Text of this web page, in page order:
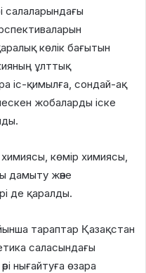
салаларындағы
көлік бағытын
ұлттық
іс-қимылға, сондай-ақ
жобаларды іске
көмір химиясы,
дамыту және
де қаралды.
тараптар Қазақстан
саласындағы
нығайтуға өзара